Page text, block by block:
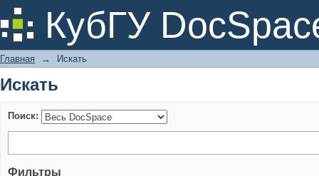
КубГУ
Искать
Главная → Искать
Искать
Поиск:
Фильтры